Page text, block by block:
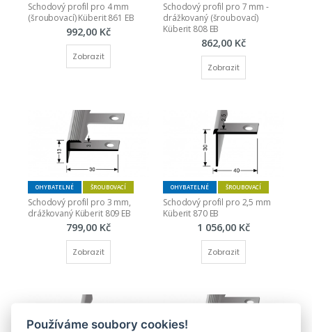
Schodový profil pro 4 mm
(šroubovací) Küberit 861 EB
992,00 Kč
Zobrazit
Schodový profil pro 7 mm -
drážkovaný (šroubovací)
Küberit 808 EB
862,00 Kč
Zobrazit
OHYBATELNÉ ŠROUBOVACÍ
Schodový profil pro 3 mm,
drážkovaný Küberit 809 EB
799,00 Kč
Zobrazit
OHYBATELNÉ ŠROUBOVACÍ
Schodový profil pro 2,5 mm
Küberit 870 EB
1 056,00 Kč
Zobrazit
Používáme soubory cookies!